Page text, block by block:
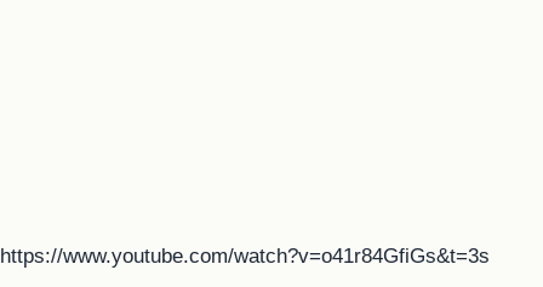
https://www.youtube.com/watch?v=o41r84GfiGs&t=3s